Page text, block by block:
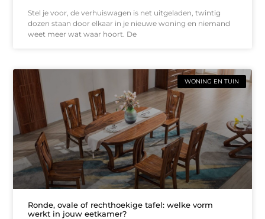
Stel je voor, de verhuiswagen is net uitgeladen, twintig
dozen staan door elkaar in je nieuwe woning en niemand
weet meer wat waar hoort. De
WONING EN TUIN
Ronde, ovale of rechthoekige tafel: welke vorm
werkt in jouw eetkamer?